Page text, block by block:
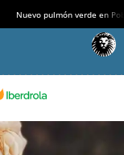
Nuevo pulmón verde en